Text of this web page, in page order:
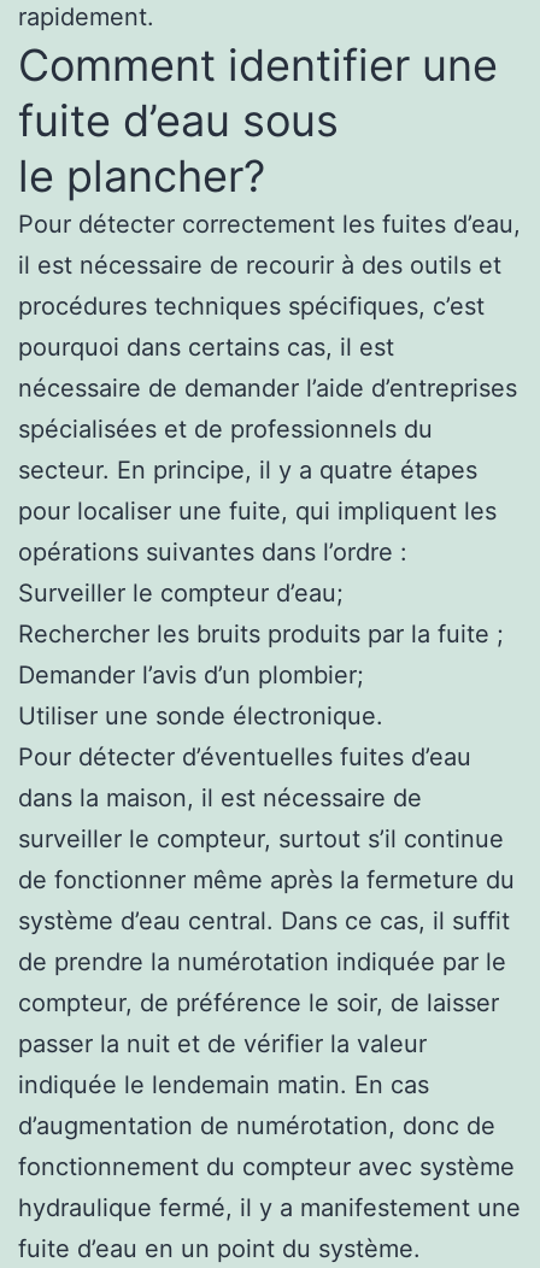
rapidement.
Comment identifier une
fuite d’eau sous
le plancher?
Pour détecter correctement les fuites d’eau,
il est nécessaire de recourir à des outils et
procédures techniques spécifiques, c’est
pourquoi dans certains cas, il est
nécessaire de demander l’aide d’entreprises
spécialisées et de professionnels du
secteur. En principe, il y a quatre étapes
pour localiser une fuite, qui impliquent les
opérations suivantes dans l’ordre :
Surveiller le compteur d’eau;
Rechercher les bruits produits par la fuite ;
Demander l’avis d’un plombier;
Utiliser une sonde électronique.
Pour détecter d’éventuelles fuites d’eau
dans la maison, il est nécessaire de
surveiller le compteur, surtout s’il continue
de fonctionner même après la fermeture du
système d’eau central. Dans ce cas, il suffit
de prendre la numérotation indiquée par le
compteur, de préférence le soir, de laisser
passer la nuit et de vérifier la valeur
indiquée le lendemain matin. En cas
d’augmentation de numérotation, donc de
fonctionnement du compteur avec système
hydraulique fermé, il y a manifestement une
fuite d’eau en un point du système.